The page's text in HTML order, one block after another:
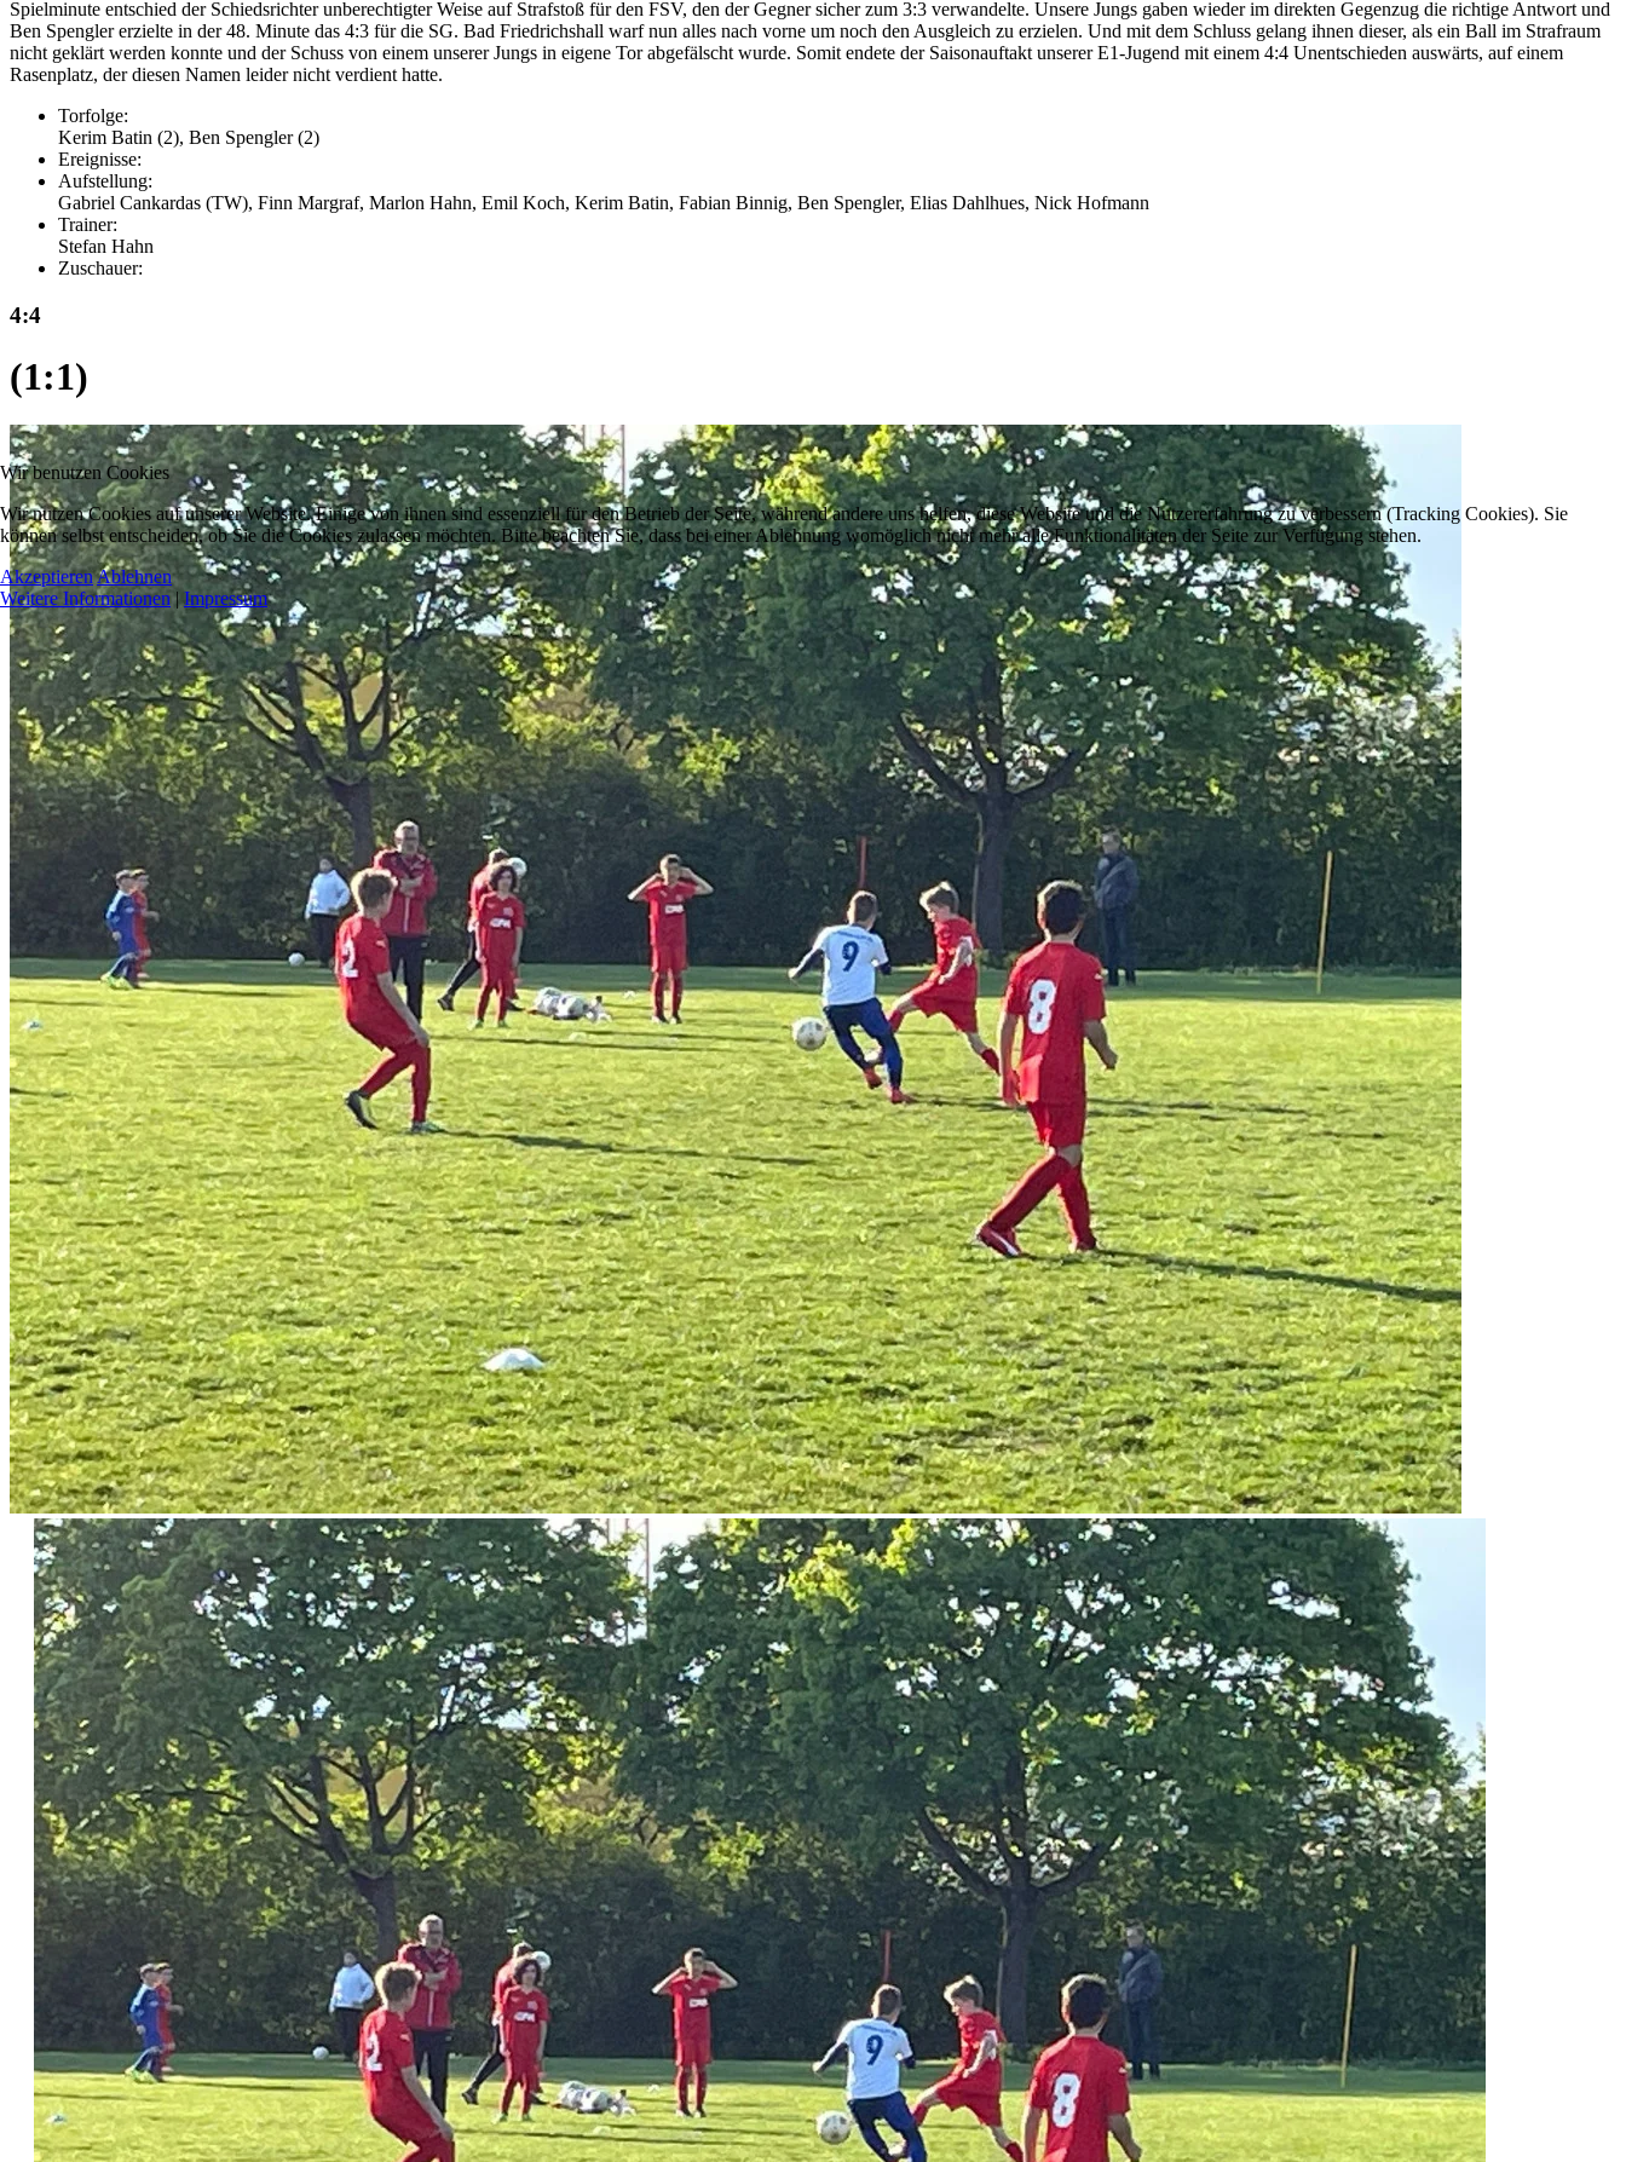
Spielminute entschied der Schiedsrichter unberechtigter Weise auf Strafstoß für den FSV, den der Gegner sicher zum 3:3 verwandelte. Unsere Jungs gaben wieder im direkten Gegenzug die richtige Antwort und
Ben Spengler erzielte in der 48. Minute das 4:3 für die SG. Bad Friedrichshall warf nun alles nach vorne um noch den Ausgleich zu erzielen. Und mit dem Schluss gelang ihnen dieser, als ein Ball im Strafraum
nicht geklärt werden konnte und der Schuss von einem unserer Jungs in eigene Tor abgefälscht wurde. Somit endete der Saisonauftakt unserer E1-Jugend mit einem 4:4 Unentschieden auswärts, auf einem
Rasenplatz, der diesen Namen leider nicht verdient hatte.
Torfolge:
Kerim Batin (2), Ben Spengler (2)
Ereignisse:
Aufstellung:
Gabriel Cankardas (TW), Finn Margraf, Marlon Hahn, Emil Koch, Kerim Batin, Fabian Binnig, Ben Spengler, Elias Dahlhues, Nick Hofmann
Trainer:
Stefan Hahn
Zuschauer:
4:4
(1:1)
Wir benutzen Cookies
Wir nutzen Cookies auf unserer Website. Einige von ihnen sind essenziell für den Betrieb der Seite, während andere uns helfen, diese Website und die Nutzererfahrung zu verbessern (Tracking Cookies). Sie
können selbst entscheiden, ob Sie die Cookies zulassen möchten. Bitte beachten Sie, dass bei einer Ablehnung womöglich nicht mehr alle Funktionalitäten der Seite zur Verfügung stehen.
AkzeptierenAblehnen
Weitere Informationen| Impressum